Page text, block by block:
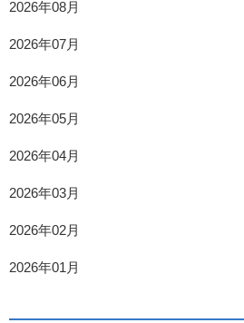
2026年08月
2026年07月
2026年06月
2026年05月
2026年04月
2026年03月
2026年02月
2026年01月